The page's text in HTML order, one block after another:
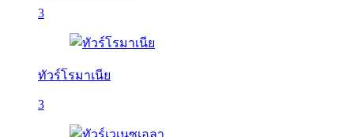
3
ทัวร์โรมาเนีย
3